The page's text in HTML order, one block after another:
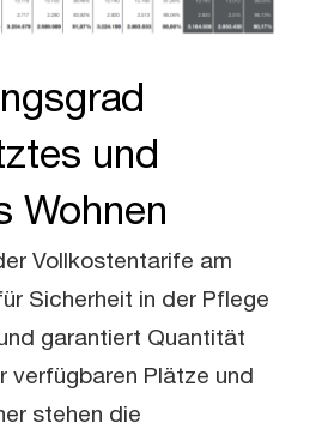
und
Wohnen
Vollkostentarife am
Sicherheit in der Pflege
garantiert Quantität
verfügbaren Plätze und
stehen die